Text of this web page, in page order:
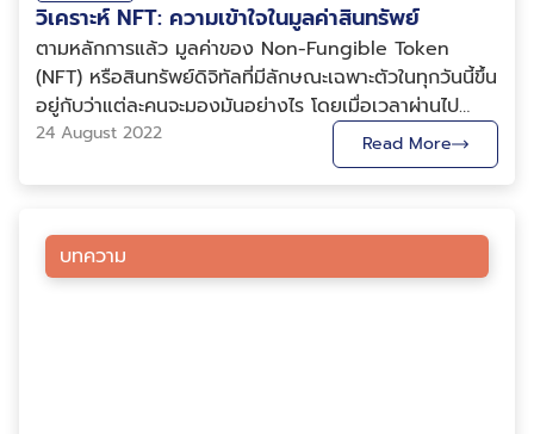
วิเคราะห์ NFT: ความเข้าใจในมูลค่าสินทรัพย์
ตามหลักการแล้ว มูลค่าของ Non-Fungible Token
(NFT) หรือสินทรัพย์ดิจิทัลที่มีลักษณะเฉพาะตัวในทุกวันนี้ขึ้น
อยู่กับว่าแต่ละคนจะมองมันอย่างไร โดยเมื่อเวลาผ่านไป
มูลค่าของ NFT ชิ้นหนึ่งจะเปลี่ยนไปอย่างไรก็ยังไม่มีใคร
สามารถให้คำตอบได้แน่ชัด ( NFT คือ ) ตลอด 2-3 ปีที่ผ่าน
มา แนวคิดของสินทรัพย์ดิจิทัลที่มีลักษณะเฉพาะตัว (NFT)
อย่างหนึ่งในยุคนี้ ตามแก่นแท้ของ NFT คือสินทรัพย์ดิจิทัล
ที่ถูกสร้างขึ้น ซื้อขาย และแลกเปลี่ยนในตลาด Blockchain
24 August 2022 Read More
บทความ